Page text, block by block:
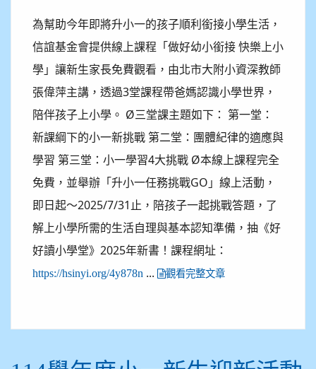
為幫助今年即將升小一的孩子順利銜接小學生活，
信誼基金會提供線上課程「做好幼小銜接 快樂上小
學」讓新生家長免費觀看，由北市大附小資深教師
張偉萍主講，透過3堂課程帶爸媽認識小學世界，
陪伴孩子上小學。 Ø三堂課主題如下： 第一堂：
新課綱下的小一新挑戰 第二堂：團體紀律的適應與
學習 第三堂：小一學習4大挑戰 Ø本線上課程完全
免費，並舉辦「升小一任務挑戰GO」線上活動，
即日起～2025/7/31止，陪孩子一起挑戰答題，了
解上小學所需的生活自理與基本認知準備，抽《好
好讀小學堂》2025年新書！課程網址：
https://hsinyi.org/4y878n ... 觀看完整文章